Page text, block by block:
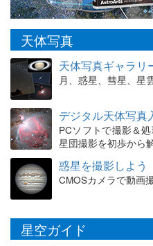
天体写真
天体写真ギャラリ
月、惑星、彗星、星
デジタル天体写真
PCソフトで撮影＆
星団撮影を初歩から
惑星を撮影しよう
CMOSカメラで動画
星空ガイド